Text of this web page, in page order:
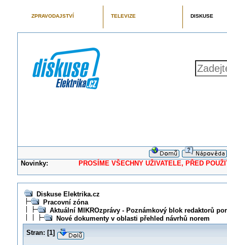
ZPRAVODAJSTVÍ TELEVIZE DISKUSE
Novinky: PROSÍME VŠECHNY UŽIVATELE, PŘED
Diskuse Elektrika.cz
Pracovní zóna
Aktuální MIKROzprávy - Poznámkový blok redaktorů
Nové dokumenty v oblasti přehled návrhů norem
Stran: [1]